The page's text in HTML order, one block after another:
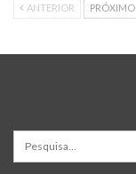
ANTERIOR PRÓXIMO